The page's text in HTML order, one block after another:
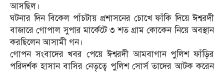
আসছিল।
ঘটনার দিন বিকেল পাঁচটায় প্রশাসনের চোখে ফাঁকি দিয়ে ঈশ্বরদী
বাজারে গোপাল সুপার মার্কেটে ৩ শত গ্রাম কোকেন নিয়ে অবস্থান
করছিলেন আসামী গন।
গোপন সংবাদের খবর পেয়ে ঈশ্বরদী আমবাগান পুলিশ ফাঁড়ির
পরিদর্শক হাসান বাসির নেতৃত্বে পুলিশ সোর্স তাদের আটক করেন